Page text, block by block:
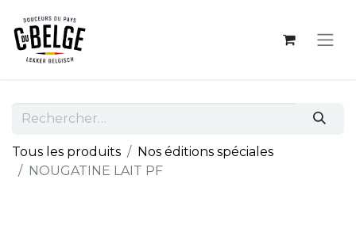
Tous les produits
Nos éditions spéciales
NOUGATINE LAIT PF